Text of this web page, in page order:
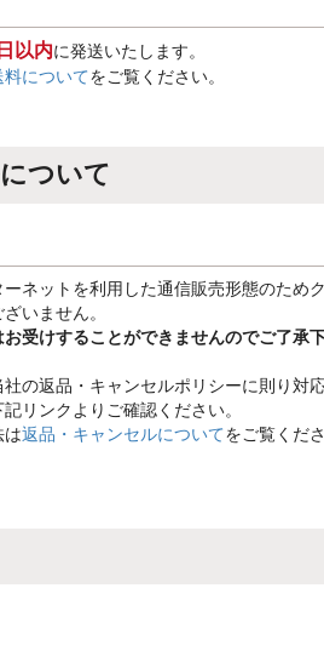
以内に発送いたします。
についてをご覧ください。
ついて
ネットを利用した通信販売形態のため
いません。
受けすることができませんのでご了承
の返品・キャンセルポリシーに則り対
リンクよりご確認ください。
は返品・キャンセルについてをご覧くだ